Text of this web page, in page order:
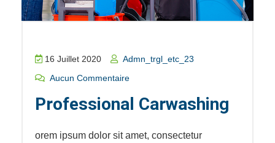
16 Juillet 2020
Admn_trgl_etc_23
Aucun Commentaire
Professional Carwashing
orem ipsum dolor sit amet, consectetur